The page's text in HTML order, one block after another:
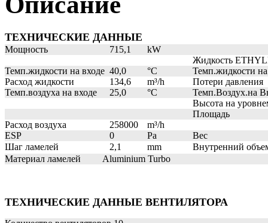
ТЕХНИЧЕСКИЕ ДАННЫЕ
Мощность 715,1
kW
Жидкость
Темп.жидкости на входе 40,0 °C
Темп.жидкости
Расход жидкости
134,6 m³/h
Потери давления
Темп.воздуха на входе
25,0 °C
Темп.Воздух.на
Высота на
Площадь
Расход воздуха
258000
m³/h
ESP
0 Pa
Вес
Шаг ламелей
2,1 mm
Внутренний
Материал ламелей Aluminium Turbo
ТЕХНИЧЕСКИЕ ДАННЫЕ ВЕНТИЛЯТОРА